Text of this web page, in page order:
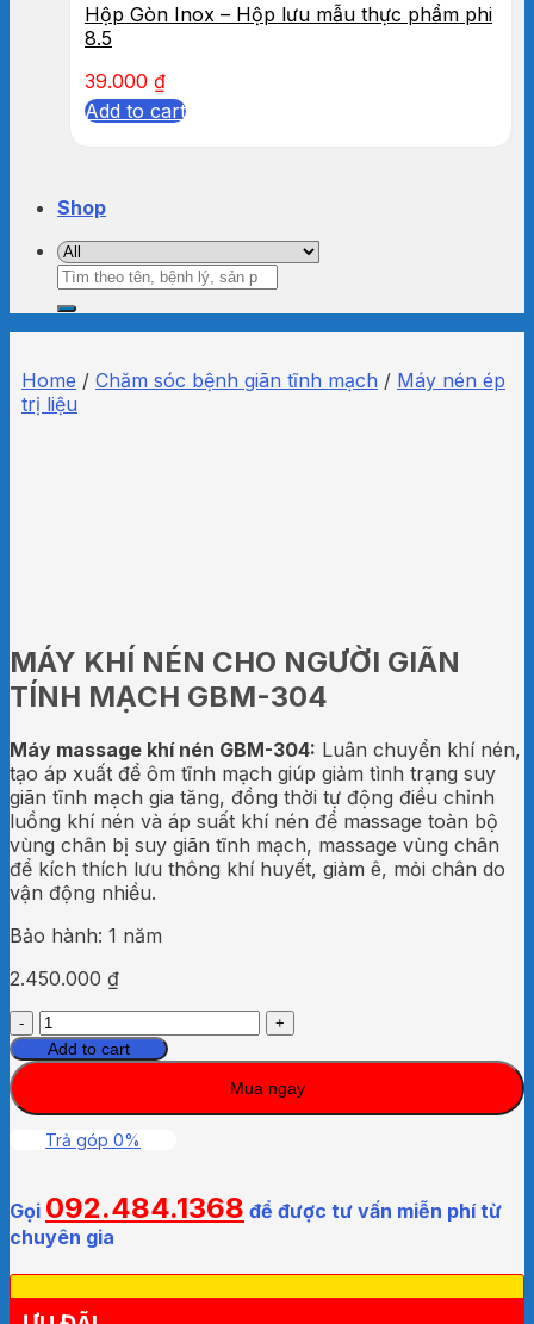
Hộp Gòn Inox – Hộp lưu mẫu thực phẩm phi
8.5
39.000 ₫
Add to cart
Shop
Search
for:
Home / Chăm sóc bệnh giãn tĩnh mạch / Máy nén ép
trị liệu
MÁY KHÍ NÉN CHO NGƯỜI GIÃN
TÍNH MẠCH GBM-304
Máy massage khí nén GBM-304: Luân chuyển khí nén,
tạo áp xuất để ôm tĩnh mạch giúp giảm tình trạng suy
giãn tĩnh mạch gia tăng, đồng thời tự động điều chỉnh
luồng khí nén và áp suất khí nén để massage toàn bộ
vùng chân bị suy giãn tĩnh mạch, massage vùng chân
để kích thích lưu thông khí huyết, giảm ê, mỏi chân do
vận động nhiều.
Bảo hành: 1 năm
2.450.000 ₫
MÁY
KHÍ
NÉN
NGƯỜI
GIÃN
GBM-
304
Add to cart
Mua ngay
Trả góp 0%
Gọi 092.484.1368 để được tư vấn miễn phí từ
chuyên gia